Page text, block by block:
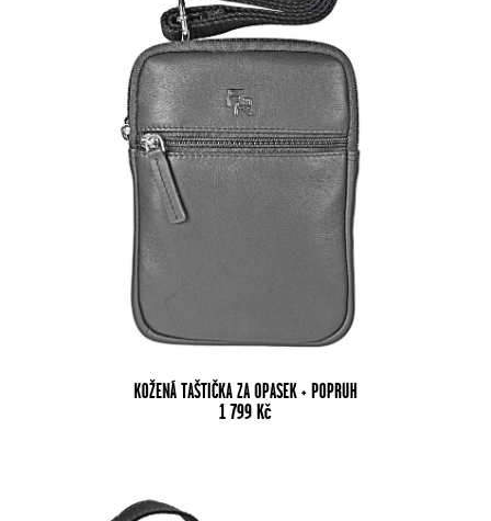
KOŽENÁ TAŠTIČKA ZA OPASEK + POPRUH
1 799Kč